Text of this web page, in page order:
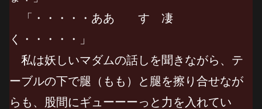
「・・・・・ああ す 凄
く・・・・・」
私は妖しいマダムの話しを聞きながら、テ
ーブルの下で腿（もも）と腿を擦り合せなが
らも、股間にギューーーっと力を入れてい